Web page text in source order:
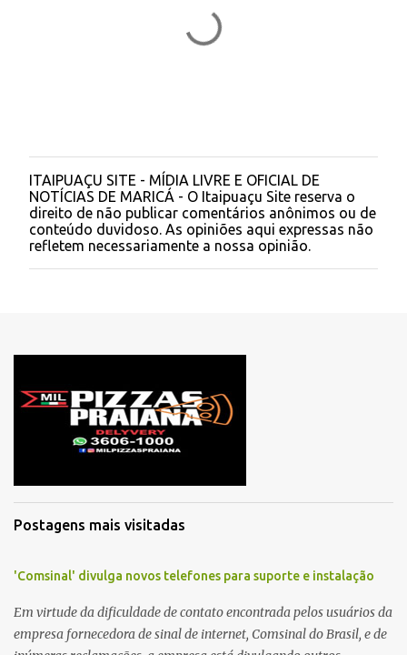
P
o
s
t
a
r
t
ITAIPUAÇU SITE - MÍDIA LIVRE E OFICIAL DE
NOTÍCIAS DE MARICÁ - O Itaipuaçu Site reserva o
direito de não publicar comentários anônimos ou de
conteúdo duvidoso. As opiniões aqui expressas não
refletem necessariamente a nossa opinião.
Postagens mais visitadas
'Comsinal' divulga novos telefones para suporte e instalação
Em virtude da dificuldade de contato encontrada pelos usuários da
empresa fornecedora de sinal de internet, Comsinal do Brasil, e de